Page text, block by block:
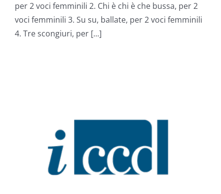
per 2 voci femminili 2. Chi è chi è che bussa, per 2
voci femminili 3. Su su, ballate, per 2 voci femminili
4. Tre scongiuri, per [...]